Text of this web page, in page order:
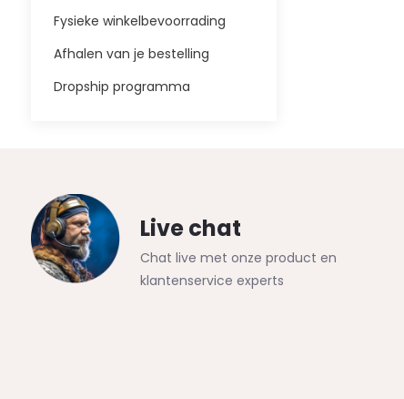
Fysieke winkelbevoorrading
Afhalen van je bestelling
Dropship programma
Live chat
Chat live met onze product en
klantenservice experts